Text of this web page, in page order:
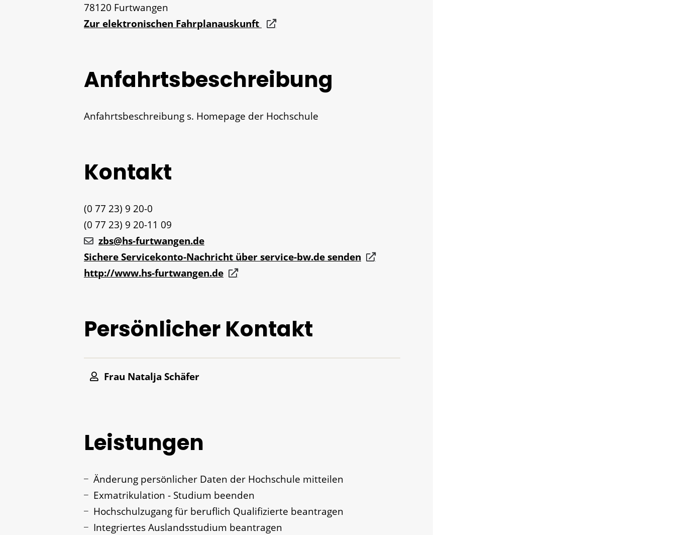
78120 Furtwangen
Zur elektronischen Fahrplanauskunft
Anfahrtsbeschreibung
Anfahrtsbeschreibung s. Homepage der Hochschule
Kontakt
(0 77 23) 9 20-0
(0 77 23) 9 20-11 09
zbs@hs-furtwangen.de
Sichere Servicekonto-Nachricht über service-bw.de senden
http://www.hs-furtwangen.de
Persönlicher Kontakt
Frau Natalja Schäfer
Leistungen
Änderung persönlicher Daten der Hochschule mitteilen
Exmatrikulation - Studium beenden
Hochschulzugang für beruflich Qualifizierte beantragen
Integriertes Auslandsstudium beantragen